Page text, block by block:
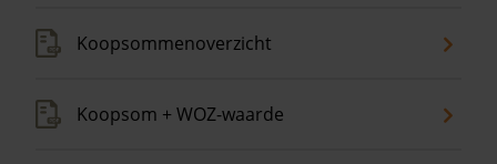
Koopsommenoverzicht
Koopsom + WOZ-waarde